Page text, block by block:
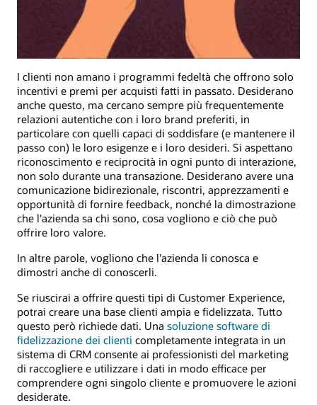
I clienti non amano i programmi fedeltà che offrono solo
incentivi e premi per acquisti fatti in passato. Desiderano
anche questo, ma cercano sempre più frequentemente
relazioni autentiche con i loro brand preferiti, in
particolare con quelli capaci di soddisfare (e mantenere il
passo con) le loro esigenze e i loro desideri. Si aspettano
riconoscimento e reciprocità in ogni punto di interazione,
non solo durante una transazione. Desiderano avere una
comunicazione bidirezionale, riscontri, apprezzamenti e
opportunità di fornire feedback, nonché la dimostrazione
che l'azienda sa chi sono, cosa vogliono e ciò che può
offrire loro valore.
In altre parole, vogliono che l'azienda li conosca e
dimostri anche di conoscerli.
Se riuscirai a offrire questi tipi di Customer Experience,
potrai creare una base clienti ampia e fidelizzata. Tutto
questo però richiede dati. Una soluzione software di
fidelizzazione dei clienti completamente integrata in un
sistema di CRM consente ai professionisti del marketing
di raccogliere e utilizzare i dati in modo efficace per
comprendere ogni singolo cliente e promuovere le azioni
desiderate.